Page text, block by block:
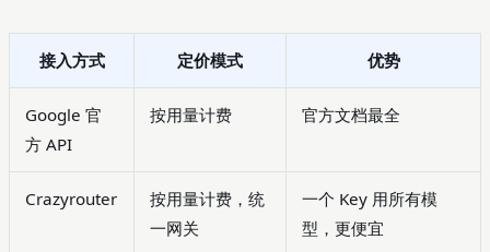
接入方式 定价模式 优势
Google 官
方 API
按用量计费 官方文档最全
Crazyrouter
按用量计费，统
一网关
一个 Key 用所有模
型，更便宜